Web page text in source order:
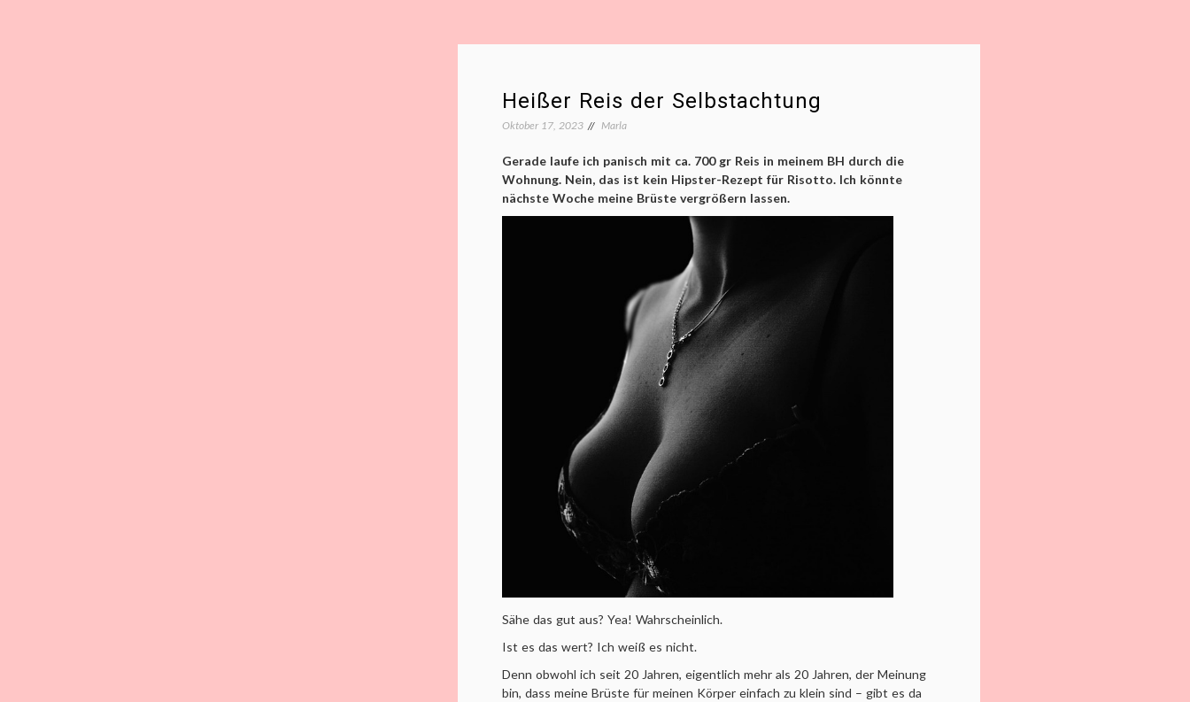
Heißer Reis der Selbstachtung
Oktober 17, 2023 Marla
Gerade laufe ich panisch mit ca. 700 gr Reis in meinem BH durch die
Wohnung. Nein, das ist kein Hipster-Rezept für Risotto. Ich könnte
nächste Woche meine Brüste vergrößern lassen.
Sähe das gut aus? Yea! Wahrscheinlich.
Ist es das wert? Ich weiß es nicht.
Denn obwohl ich seit 20 Jahren, eigentlich mehr als 20 Jahren, der Meinung
bin, dass meine Brüste für meinen Körper einfach zu klein sind – gibt es da